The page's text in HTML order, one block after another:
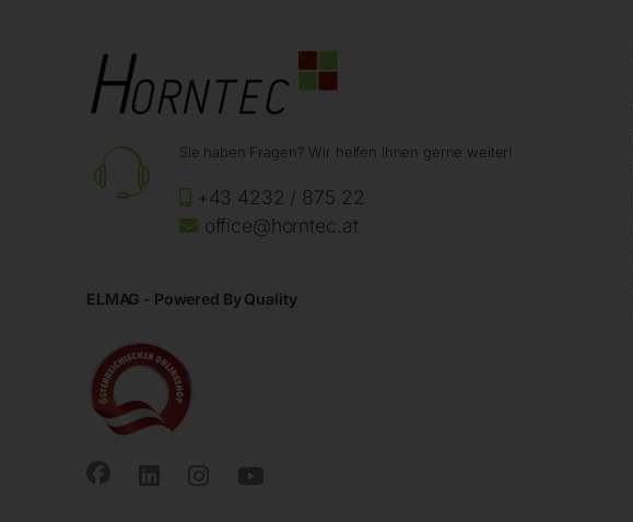
Sie haben Fragen? Wir helfen Ihnen gerne weiter!
+43 4232 / 875 22
office@horntec.at
ELMAG - Powered By Quality